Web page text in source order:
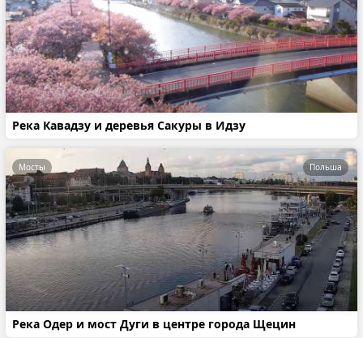
Река Кавадзу и деревья Сакуры в Идзу
Река Одер и мост Дуги в центре города Щецин
Мосты Польша